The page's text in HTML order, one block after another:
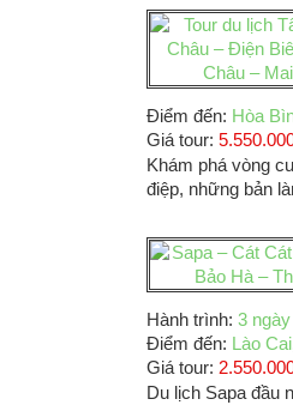
Điểm đến: Hòa
Giá tour:
Khám phá vòng
điệp, những bản
Hành trình: 3 ngày
Điểm đến: Lào Cai
Giá tour:
Du lịch Sapa đầu